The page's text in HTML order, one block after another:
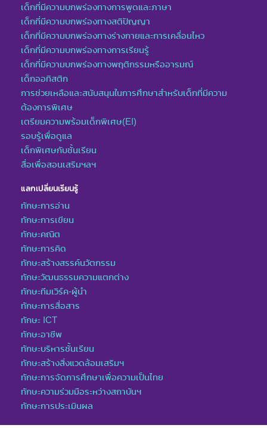
เด็กที่มีความบกพร่องทางการพูดและภาษา
เด็กที่มีความบกพร่องทางสติปัญญา
เด็กที่มีความบกพร่องทางร่างกายและการเคลื่อนไหว
เด็กที่มีความบกพร่องทางการเรียนรู้
เด็กที่มีความบกพร่องทางพฤติกรรมหรืออารมณ์
เด็กออทิสติก
การช่วยเหลือและสนับสนุนในการศึกษาสำหรับเด็กที่มีความ
ต้องการพิเศษ
เตรียมความพร้อมเด็กพิเศษ(EI)
รอบรู้เพื่อดูแล
เด็กพิเศษกับชั้นเรียน
สื่อเพื่อสอนเสริมฯลฯ
แลกเปลี่ยนเรียนรู้
ทักษะการอ่าน
ทักษะการเขียน
ทักษะคณิต
ทักษะการคิด
ทักษะสร้างสรรค์นวัตกรรม
ทักษะวัฒนธรรมความแตกต่าง
ทักษะทีมเวิร์ค-ผู้นำ
ทักษะการสื่อสาร
ทักษะ ICT
ทักษะอาชีพ
ทักษะบริหารชั้นเรียน
ทักษะสร้างสิ่งแวดล้อมเสริมฯ
ทักษะการจัดการศึกษาเพื่อความเป็นไทย
ทักษะความร่วมมือระหว่างสถาบันฯ
ทักษะการประเมินผล